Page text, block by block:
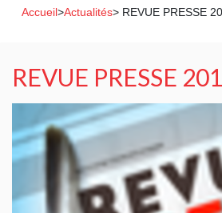
Accueil>Actualités> REVUE PRESSE
REVUE PRESSE